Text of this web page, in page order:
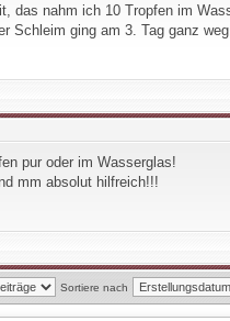
das nahm ich 10 Tropfen im
Schleim ging am 3. Tag ganz
pur oder im Wasserglas!
mm absolut hilfreich!!!
Sortiere nach